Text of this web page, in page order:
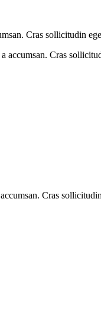
Cras sollicitudin
accumsan. Cras
Cras